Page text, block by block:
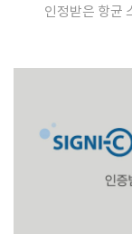
인정받은 항균